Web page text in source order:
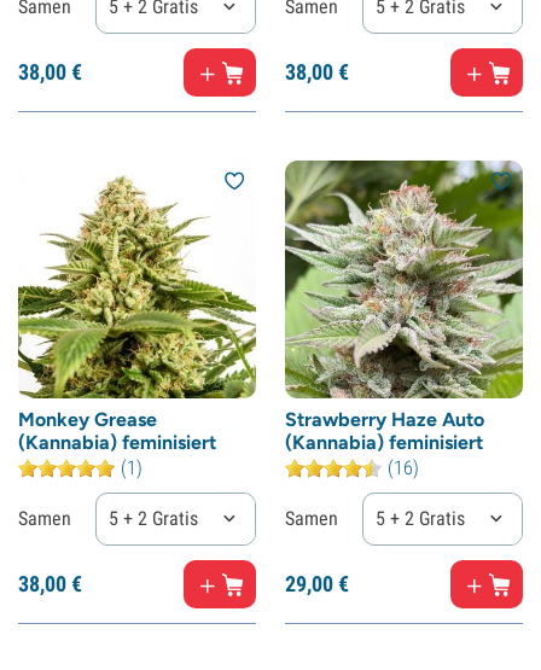
Samen 5 + 2 Gratis
38,00€
Samen 5 + 2 Gratis
38,00€
Monkey Grease
(Kannabia) feminisiert
(1)
Samen 5 + 2 Gratis
38,00€
Strawberry Haze Auto
(Kannabia) feminisiert
(16)
Samen 5 + 2 Gratis
29,00€